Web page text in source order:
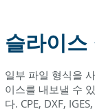
슬라이스
일부 파일 형식을
이스를 내보낼 수
다. CPE, DXF,